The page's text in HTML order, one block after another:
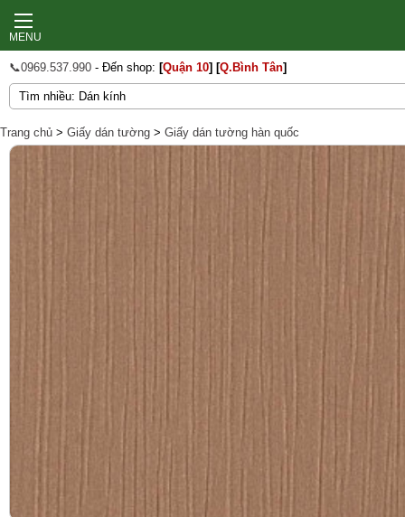
MENU
📞0969.537.990 - Đến shop: [Quận 10] [Q.Bình Tân]
Trang chủ > Giấy dán tường > Giấy dán tường hàn quốc